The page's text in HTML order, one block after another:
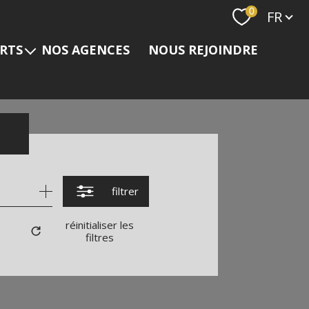
0 Langue
FR
NOS AGENCES NOUS REJOINDRE
filtrer
réinitialiser les
filtres